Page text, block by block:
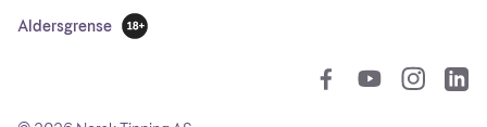
Aldersgrense
18 år